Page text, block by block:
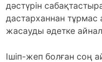
дәстүрін
дастарханнан тұрмас
жасауды әдетке
Ішіп-жеп болған соң